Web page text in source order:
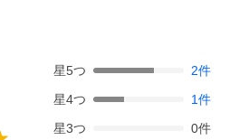
星5つ 2件
星4つ 1件
星3つ 0件